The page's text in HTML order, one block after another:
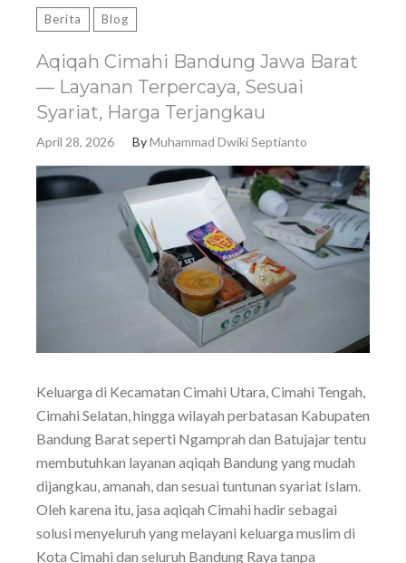
Berita Blog
Aqiqah Cimahi Bandung Jawa Barat
— Layanan Terpercaya, Sesuai
Syariat, Harga Terjangkau
April 28, 2026 ByMuhammad Dwiki Septianto
Keluarga di Kecamatan Cimahi Utara, Cimahi Tengah,
Cimahi Selatan, hingga wilayah perbatasan Kabupaten
Bandung Barat seperti Ngamprah dan Batujajar tentu
membutuhkan layanan aqiqah Bandung yang mudah
dijangkau, amanah, dan sesuai tuntunan syariat Islam.
Oleh karena itu, jasa aqiqah Cimahi hadir sebagai
solusi menyeluruh yang melayani keluarga muslim di
Kota Cimahi dan seluruh Bandung Raya tanpa